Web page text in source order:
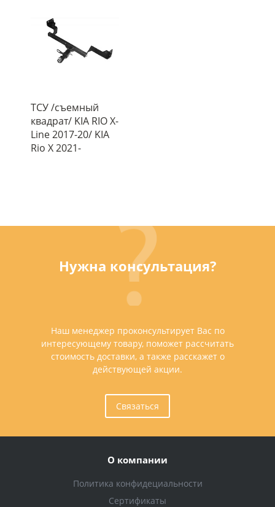
ТСУ /съемный
квадрат/ KIA RIO X-
Line 2017-20/ KIA
Rio X 2021-
Нужна консультация?
Наш менеджер проконсультирует Вас по
интересующему товару, поможет рассчитать
стоимость доставки, а также расскажет о
действующей акции.
Связаться
О компании
Политика конфидециальности
Сертификаты